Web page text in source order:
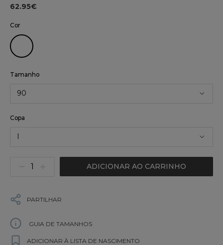
62.95€
Cor
Tamanho
90
Copa
I
ADICIONAR AO CARRINHO
PARTILHAR
GUIA DE TAMANHOS
ADICIONAR À LISTA DE NASCIMENTO